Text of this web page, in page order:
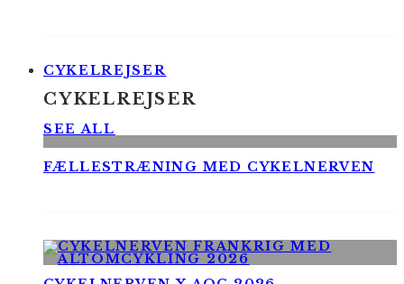
CYKELREJSER
CYKELREJSER
SEE ALL
FÆLLESTRÆNING MED CYKELNERVEN